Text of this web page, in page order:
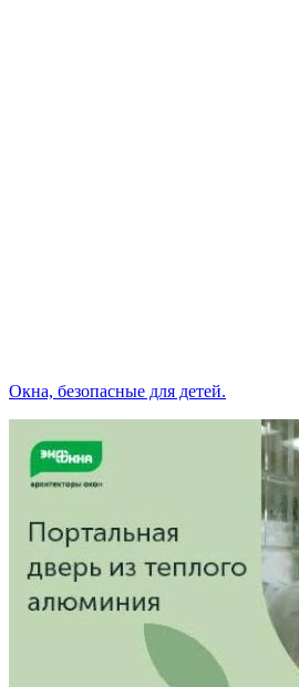
Окна, безопасные для детей.